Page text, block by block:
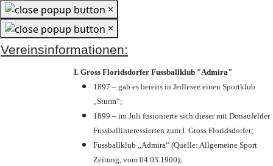
×
×
Vereinsinformationen:
I. Gross Floridsdorfer Fussballklub "Admira"
1897 – gab es bereits in Jedlesee einen Sportklub
„Sturm“;
1899 – im Juli fusionierte sich dieser mit Donaufelder
Fussballinteressierten zum I. Gross Floridsdorfer;
Fussballklub „Admira“ (Quelle: Allgemeine Sport
Zeitung, vom 04.03.1900);